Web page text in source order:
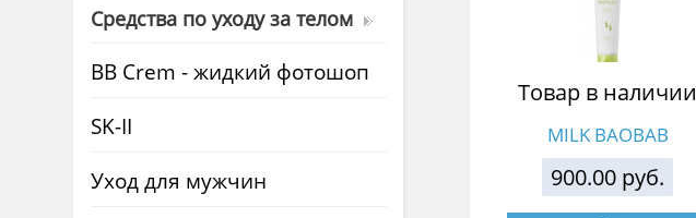
Средства по уходу за телом
BB Crem - жидкий фотошоп
SK-II
Уход для мужчин
Товар в наличии
MILK BAOBAB
900.00 руб.